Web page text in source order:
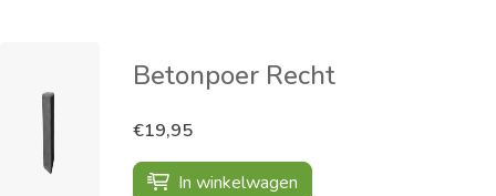
Betonpoer Recht
€19,95
In winkelwagen